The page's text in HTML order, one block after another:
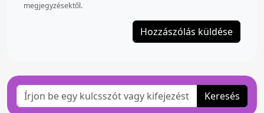
megjegyzésektől.
Keresés